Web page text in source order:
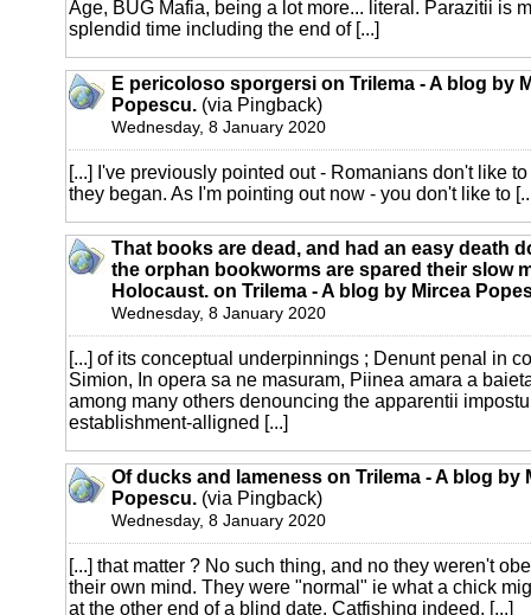
Age, BUG Mafia, being a lot more... literal. Parazitii is
splendid time including the end of [...]
E pericoloso sporgersi on Trilema - A blog by
Popescu. (via Pingback)
Wednesday, 8 January 2020
[...] I've previously pointed out - Romanians don't like
they began. As I'm pointing out now - you don't like to
That books are dead, and had an easy death
the orphan bookworms are spared their slow
Holocaust. on Trilema - A blog by Mircea
Wednesday, 8 January 2020
[...] of its conceptual underpinnings ; Denunt penal in
Simion, In opera sa ne masuram, Piinea amara a
among many others denouncing the apparentii
establishment-alligned [...]
Of ducks and lameness on Trilema - A blog by
Popescu. (via Pingback)
Wednesday, 8 January 2020
[...] that matter ? No such thing, and no they weren't
their own mind. They were "normal" ie what a chick
at the other end of a blind date. Catfishing indeed, [...]